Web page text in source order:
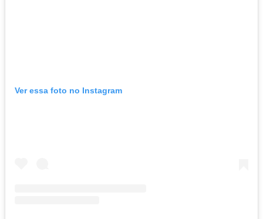
Ver essa foto no Instagram